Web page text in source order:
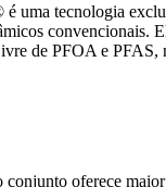
uma tecnologia
convencionais.
de PFOA e PFAS,
conjunto oferece